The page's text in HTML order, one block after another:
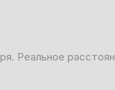
Реальное